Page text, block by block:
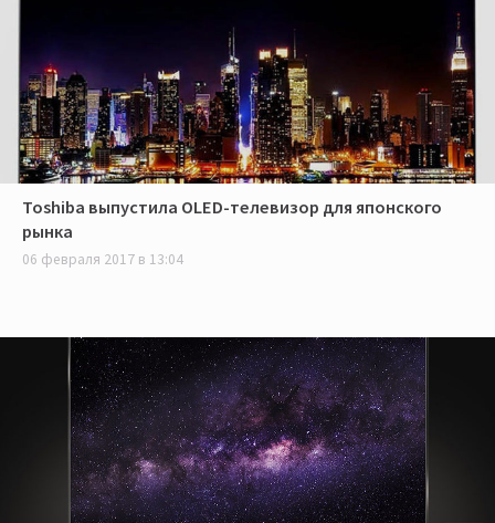
Toshiba выпустила OLED-телевизор для японского
рынка
06 февраля 2017 в 13:04